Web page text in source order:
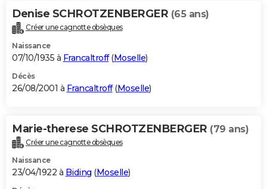
Denise SCHROTZENBERGER (65 ans)
Créer une cagnotte obsèques
Naissance
07/10/1935 à Francaltroff(Moselle)
Décès
26/08/2001 à Francaltroff(Moselle)
Marie-therese SCHROTZENBERGER (79 ans)
Créer une cagnotte obsèques
Naissance
23/04/1922 à Biding (Moselle)